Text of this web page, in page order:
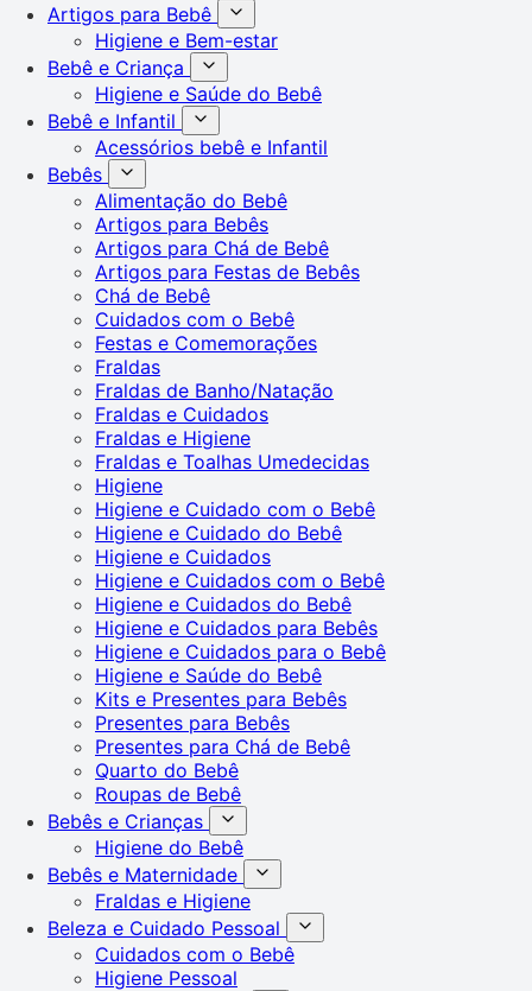
Artigos para Bebê
Higiene e Bem-estar
Bebê e Criança
Higiene e Saúde do Bebê
Bebê e Infantil
Acessórios bebê e Infantil
Bebês
Alimentação do Bebê
Artigos para Bebês
Artigos para Chá de Bebê
Artigos para Festas de Bebês
Chá de Bebê
Cuidados com o Bebê
Festas e Comemorações
Fraldas
Fraldas de Banho/Natação
Fraldas e Cuidados
Fraldas e Higiene
Fraldas e Toalhas Umedecidas
Higiene
Higiene e Cuidado com o Bebê
Higiene e Cuidado do Bebê
Higiene e Cuidados
Higiene e Cuidados com o Bebê
Higiene e Cuidados do Bebê
Higiene e Cuidados para Bebês
Higiene e Cuidados para o Bebê
Higiene e Saúde do Bebê
Kits e Presentes para Bebês
Presentes para Bebês
Presentes para Chá de Bebê
Quarto do Bebê
Roupas de Bebê
Bebês e Crianças
Higiene do Bebê
Bebês e Maternidade
Fraldas e Higiene
Beleza e Cuidado Pessoal
Cuidados com o Bebê
Higiene Pessoal